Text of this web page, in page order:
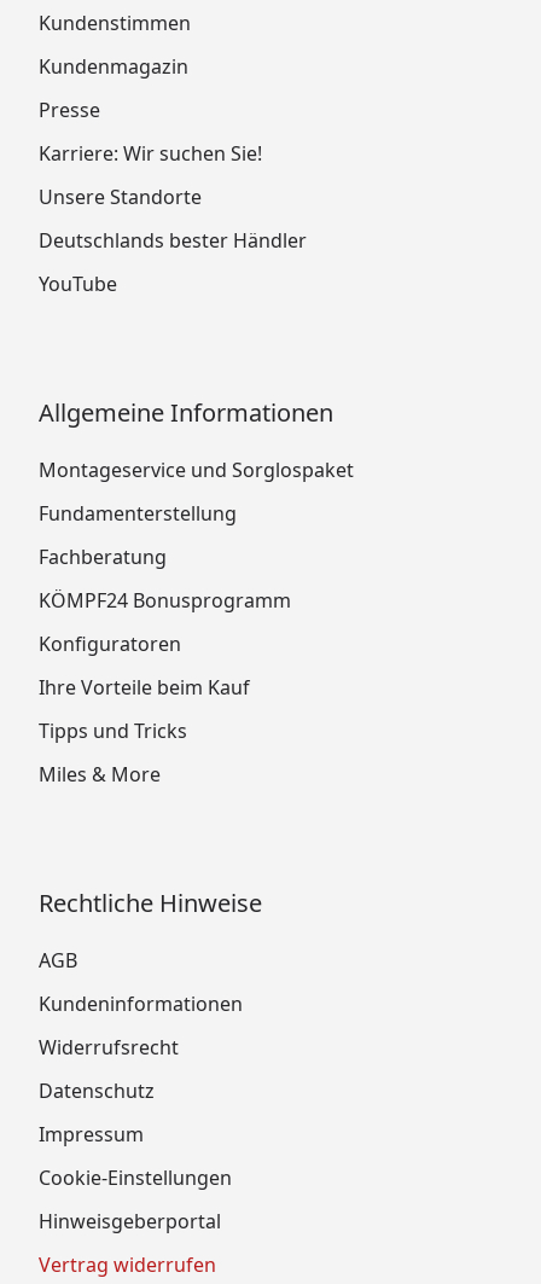
Kundenstimmen
Kundenmagazin
Presse
Karriere: Wir suchen Sie!
Unsere Standorte
Deutschlands bester Händler
YouTube
Allgemeine Informationen
Montageservice und Sorglospaket
Fundamenterstellung
Fachberatung
KÖMPF24 Bonusprogramm
Konfiguratoren
Ihre Vorteile beim Kauf
Tipps und Tricks
Miles & More
Rechtliche Hinweise
AGB
Kundeninformationen
Widerrufsrecht
Datenschutz
Impressum
Cookie-Einstellungen
Hinweisgeberportal
Vertrag widerrufen